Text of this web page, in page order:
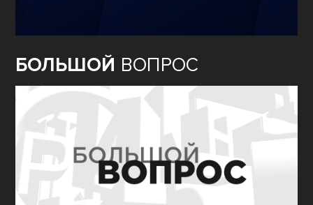
БОЛЬШОЙ ВОПРОС